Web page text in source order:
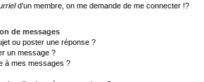
d’un membre, on me demande de me connecter !?
de messages
ou poster une réponse ?
un message ?
à mes messages ?